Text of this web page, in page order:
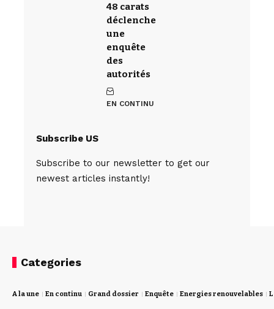
48 carats
déclenche
une
enquête
des
autorités
EN CONTINU
Subscribe US
Subscribe to our newsletter to get our
newest articles instantly!
Categories
A la une En continu Grand dossier Enquête Energies renouvelables